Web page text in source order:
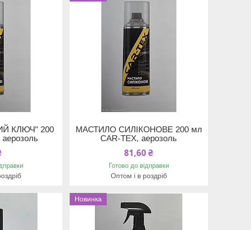
КЛЮЧ" 200
МАСТИЛО СИЛІКОНОВЕ 200 мл
CAR-TEX, аерозоль
81,60 ₴
Готово до відправки
Оптом і в роздріб
Новинка